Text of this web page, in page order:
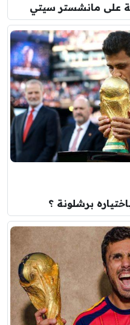
على مانشستر سيتي
برشلونة ؟